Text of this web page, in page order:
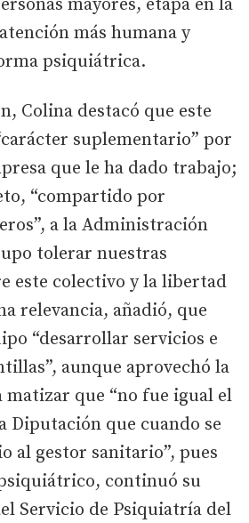
mayores, etapa en la
más humana y
psiquiátrica.
Colina destacó que este
suplementario” por
que le ha dado trabajo;
“compartido por
a la Administración
tolerar nuestras
este colectivo y la libertad
relevancia, añadió, que
“desarrollar servicios e
aunque aprovechó la
que “no fue igual el
Diputación que cuando se
al gestor sanitario”, pues
continuó su
Servicio de Psiquiatría del